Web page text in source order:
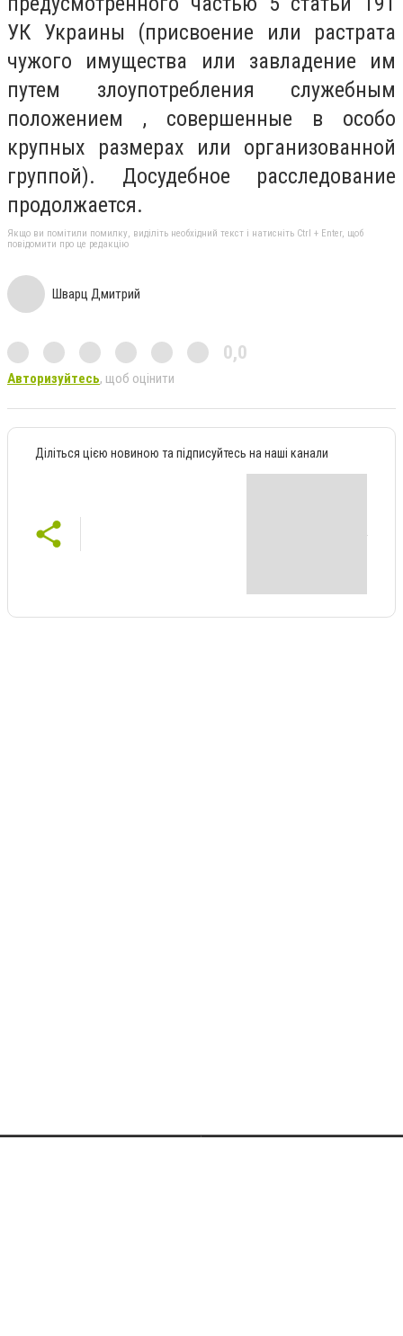
УК Украины (присвоение или растрата
чужого имущества или завладение им
путем злоупотребления служебным
положением , совершенные в особо
крупных размерах или организованной
группой). Досудебное расследование
продолжается.
Якщо ви помітили помилку, виділіть необхідний текст і натисніть Ctrl + Enter, щоб
повідомити про це редакцію
Шварц Дмитрий
0,0
Авторизуйтесь, щоб оцінити
Діліться цією новиною та підписуйтесь на наші канали